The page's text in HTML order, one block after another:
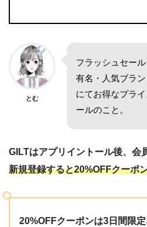
とむ
フラッシュセール
有名・人気ブラ
にてお得なプラ
ールのこと。
GILTはアプリイントール後、会
新規登録すると20%OFFクーポ
20%OFFクーポンは3日間限定